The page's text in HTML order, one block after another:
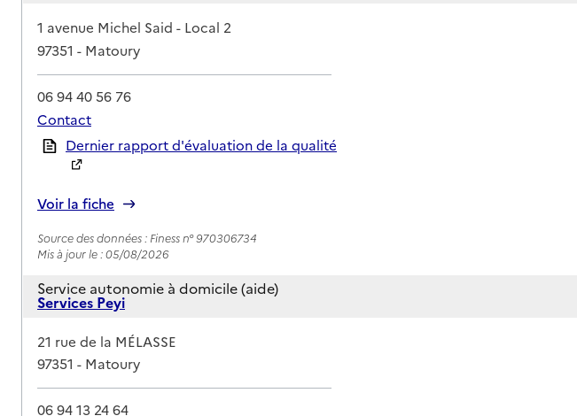
Adresse
1 avenue Michel Said - Local 2
97351 - Matoury
06 94 40 56 76
Contact
Rapport HAS
Dernier rapport d'évaluation de la qualité
Voir la fiche
Source des données : Finess n° 970306734
Mis à jour le : 05/08/2026
Service autonomie à domicile (aide)
Services Peyi
Adresse
21 rue de la MÉLASSE
97351 - Matoury
06 94 13 24 64